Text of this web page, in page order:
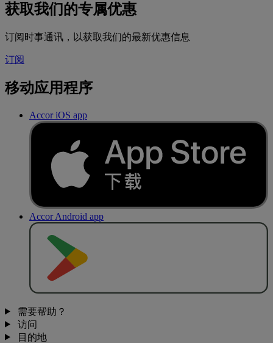
获取我们的专属优惠
订阅时事通讯，以获取我们的最新优惠信息
订阅
移动应用程序
Accor iOS app
Accor Android app
需要帮助？
访问
目的地